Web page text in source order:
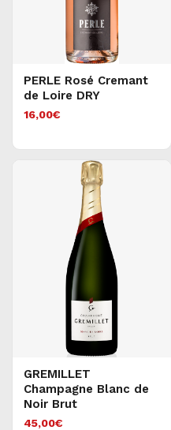
PERLE Rosé Cremant
de Loire DRY
16,00€
GREMILLET
Champagne Blanc de
Noir Brut
45,00€